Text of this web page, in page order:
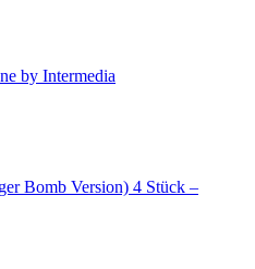
by Intermedia
Bomb Version) 4 Stück –